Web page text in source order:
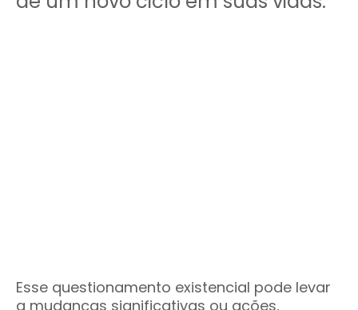
Esse questionamento existencial pode levar
a mudanças significativas ou ações,